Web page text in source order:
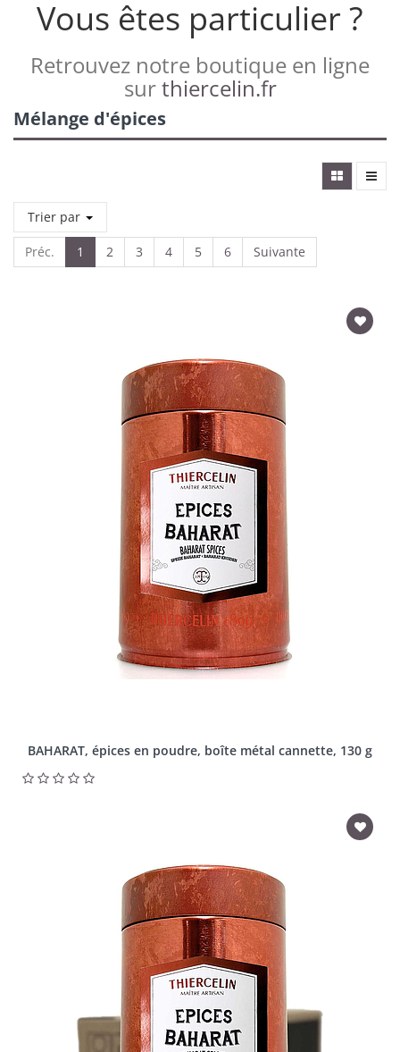
Vous êtes particulier ?
Retrouvez notre boutique en ligne
surthiercelin.fr
Mélange d'épices
Trier par
Préc. 1 2 3 4 5 6 Suivante
BAHARAT, épices en poudre, boîte métal cannette, 130 g